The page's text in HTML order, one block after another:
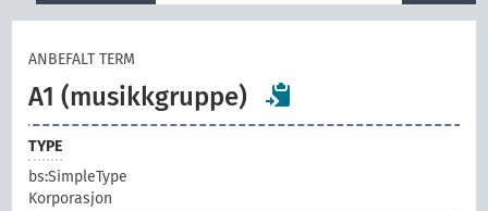
ANBEFALT TERM
A1 (musikkgruppe)
TYPE
bs:SimpleType
Korporasjon